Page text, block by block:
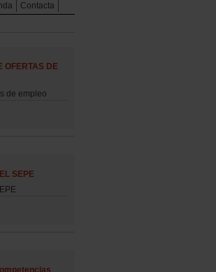
Contacta
OFERTAS DE
de empleo
SEPE